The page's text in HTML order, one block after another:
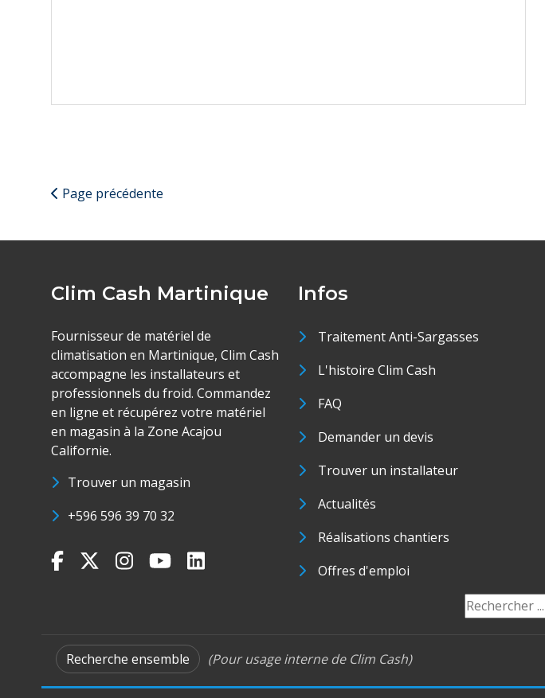
Page précédente
Clim Cash Martinique
Fournisseur de matériel de
climatisation en Martinique, Clim Cash
accompagne les installateurs et
professionnels du froid. Commandez
en ligne et récupérez votre matériel
en magasin à la Zone Acajou
Californie.
Trouver un magasin
+596 596 39 70 32
Infos
Traitement Anti-Sargasses
L'histoire Clim Cash
FAQ
Demander un devis
Trouver un installateur
Actualités
Réalisations chantiers
Offres d'emploi
Recherche ensemble (Pour usage interne de Clim Cash)